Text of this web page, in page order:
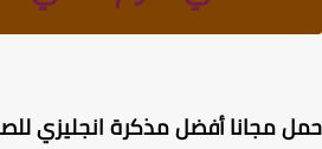
مجاناأفضل مذكرة انجليزي للصف